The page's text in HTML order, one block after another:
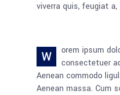
viverra quis, feugiat
W
orem ipsum
consectetuer
Aenean commodo
Aenean massa. Cum